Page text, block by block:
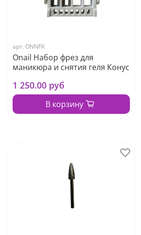
арт. ONNFK
Onail Набор фрез для
маникюра и снятия геля Конус
1 250.00 руб
В корзину